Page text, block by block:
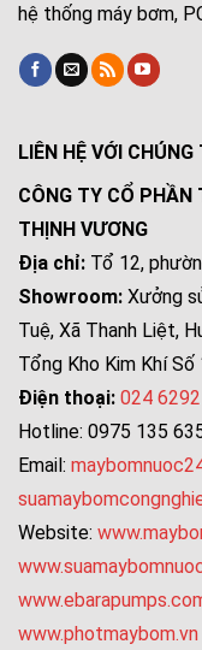
hệ thống máy bơm,
LIÊN HỆ VỚI CHÚNG
CÔNG TY CỔ PHẦN
THỊNH VƯƠNG
Địa chỉ: Tổ 12,
Showroom: Xưởng
Tuệ, Xã Thanh Liệt,
Tổng Kho Kim Khí Số
Điện thoại: 024
Hotline: 0975 135
Email:
Website:
www.photmaybom.vn